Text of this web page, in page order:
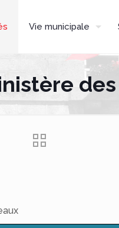
Vie municipale